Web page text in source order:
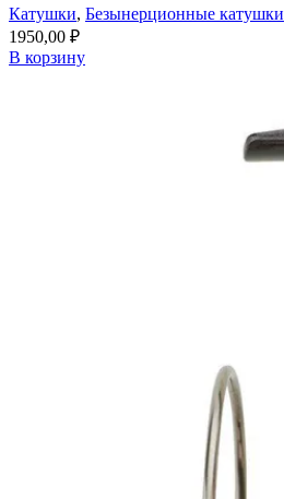
Катушки, Безынерционные катушки
1950,00 ₽
В корзину